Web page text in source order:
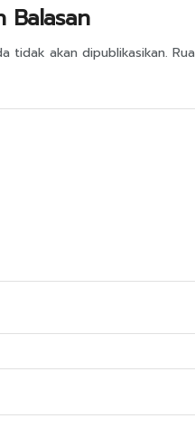
Balasan
tidak akan dipublikasikan.